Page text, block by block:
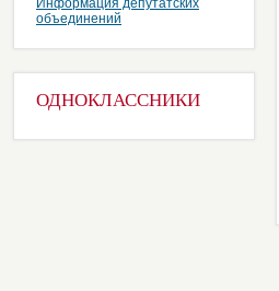
Информация депутатских
объединений
ОДНОКЛАССНИКИ